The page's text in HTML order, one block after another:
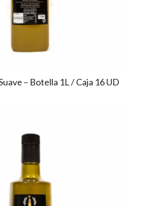
– Botella 1L / Caja 16 UD